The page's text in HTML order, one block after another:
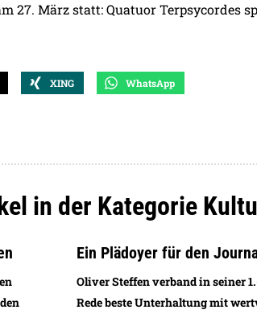
27. März statt: Quatuor Terpsycordes
XING WhatsApp
in der Kategorie
Ein Plädoyer für den
Oliver Steffen verband in seiner
Rede beste Unterhaltung mit